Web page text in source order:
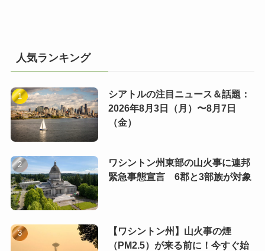
人気ランキング
シアトルの注目ニュース＆話題：
2026年8月3日（月）〜8月7日
（金）
ワシントン州東部の山火事に連邦
緊急事態宣言 6郡と3部族が対象
【ワシントン州】山火事の煙
（PM2.5）が来る前に！今すぐ始